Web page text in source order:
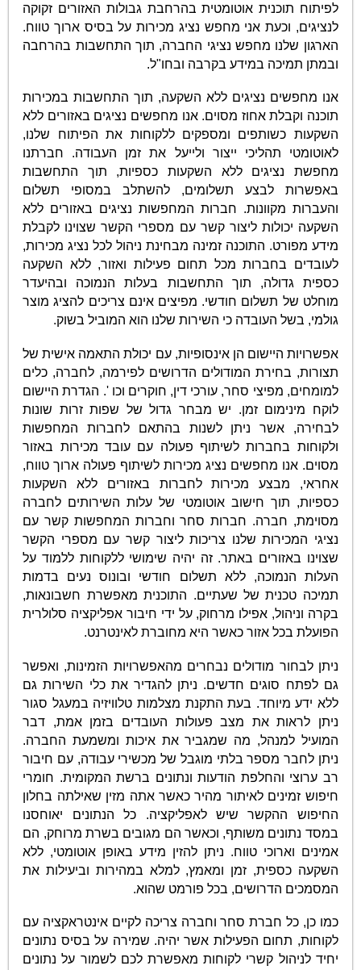
לפיתוח תוכנית אוטומטית בהרחבת גבולות האזורים זקוקה
לנציגים, וכעת אני מחפש נציג מכירות על בסיס ארוך טווח.
הארגון שלנו מחפש נציגי החברה, תוך התחשבות בהרחבה
ובמתן תמיכה במידע בקרבה ובחו"ל.
אנו מחפשים נציגים ללא השקעה, תוך התחשבות במכירות
תוכנה וקבלת אחוז מסוים. אנו מחפשים נציגים באזורים ללא
השקעות כשותפים ומספקים ללקוחות את הפיתוח שלנו,
לאוטומטי תהליכי ייצור ולייעל את זמן העבודה. חברתנו
מחפשת נציגים ללא השקעות כספיות, תוך התחשבות
באפשרות לבצע תשלומים, להשתלב במסופי תשלום
והעברות מקוונות. חברות המחפשות נציגים באזורים ללא
השקעה יכולות ליצור קשר עם מספרי הקשר שצוינו לקבלת
מידע מפורט. התוכנה זמינה מבחינת ניהול לכל נציג מכירות,
לעובדים בחברות מכל תחום פעילות ואזור, ללא השקעה
כספית גדולה, תוך התחשבות בעלות הנמוכה ובהיעדר
מוחלט של תשלום חודשי. מפיצים אינם צריכים להציג מוצר
גולמי, בשל העובדה כי השירות שלנו הוא המוביל בשוק.
אפשרויות היישום הן אינסופיות, עם יכולת התאמה אישית של
תצורות, בחירת המודולים הדרושים לפירמה, לחברה, כלים
למומחים, מפיצי סחר, עורכי דין, חוקרים וכו '. הגדרת היישום
לוקח מינימום זמן. יש מבחר גדול של שפות זרות שונות
לבחירה, אשר ניתן לשנות בהתאם לחברות המחפשות
ולקוחות בחברות לשיתוף פעולה עם עובד מכירות באזור
מסוים. אנו מחפשים נציג מכירות לשיתוף פעולה ארוך טווח,
אחראי, מבצע מכירות לחברות באזורים ללא השקעות
כספיות, תוך חישוב אוטומטי של עלות השירותים לחברה
מסוימת, חברה. חברות סחר וחברות המחפשות קשר עם
נציגי המכירות שלנו צריכות ליצור קשר עם מספרי הקשר
שצוינו באזורים באתר. זה יהיה שימושי ללקוחות ללמוד על
העלות הנמוכה, ללא תשלום חודשי ובונוס נעים בדמות
תמיכה טכנית של שעתיים. התוכנית מאפשרת חשבונאות,
בקרה וניהול, אפילו מרחוק, על ידי חיבור אפליקציה סלולרית
הפועלת בכל אזור כאשר היא מחוברת לאינטרנט.
ניתן לבחור מודולים נבחרים מהאפשרויות הזמינות, ואפשר
גם לפתח סוגים חדשים. ניתן להגדיר את כלי השירות גם
ללא ידע מיוחד. בעת התקנת מצלמות טלוויזיה במעגל סגור
ניתן לראות את מצב פעולות העובדים בזמן אמת, דבר
המועיל למנהל, מה שמגביר את איכות ומשמעת החברה.
ניתן לחבר מספר בלתי מוגבל של מכשירי עבודה, עם חיבור
רב ערוצי והחלפת הודעות ונתונים ברשת המקומית. חומרי
חיפוש זמינים לאיתור מהיר כאשר אתה מזין שאילתה בחלון
החיפוש ההקשר שיש לאפליקציה. כל הנתונים יאוחסנו
במסד נתונים משותף, וכאשר הם מגובים בשרת מרוחק, הם
אמינים וארוכי טווח. ניתן להזין מידע באופן אוטומטי, ללא
השקעה כספית, זמן ומאמץ, למלא במהירות וביעילות את
המסמכים הדרושים, בכל פורמט שהוא.
כמו כן, כל חברת סחר וחברה צריכה לקיים אינטראקציה עם
לקוחות, תחום הפעילות אשר יהיה. שמירה על בסיס נתונים
יחיד לניהול קשרי לקוחות מאפשרת לכם לשמור על נתונים